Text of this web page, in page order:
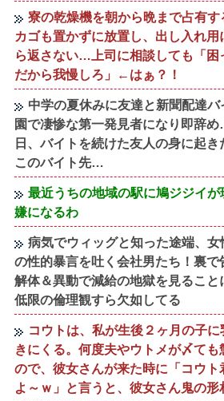
寮の乾燥機を朝から晩まで占有す
カゴも置かずに放置し、出し入れ
ら返さない…上司に相談しても「困
だから我慢しろ」←はぁ？！
中学の夏休みに友達と新聞配達
園で凄惨な第一発見者になり即辞
日、バイトを続けた友人の身に起
このバイト先…
最近うちの地域の駅に鳩ジジイ
嫌になるわ
病気でウィッグと知った途端、
の性的暴言を吐く会社男たち！裏
解体＆異動で減給の地獄を見るこ
低限の倫理観すら欠如してる
コウトは、私が生後２ヶ月の子
きにくる。何度夫やウトメが〆て
ので、彼女さんが来た時に「コウ
よ～ｗ」と言うと、彼女さん鬼の形